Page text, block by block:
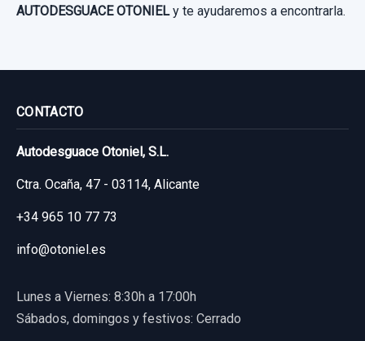
APOYABRAZOS CENTRAL 588330F010
TOYOTA VERSO ACTIVE
Garantía 1 año
952806 OEM:
41,31 €
AUTODESGUACE OTONIELy te ayudaremos a encontrarla.
CONTACTO
Autodesguace Otoniel, S.L.
Ctra. Ocaña, 47 - 03114, Alicante
+34 965 10 77 73
info@otoniel.es
Lunes a Viernes: 8:30h a 17:00h
Sábados, domingos y festivos: Cerrado